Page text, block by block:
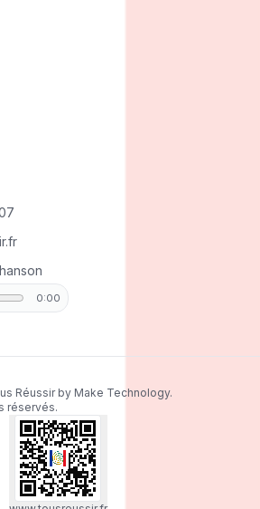
0:00
Réussir by Make Technology.
réservés.